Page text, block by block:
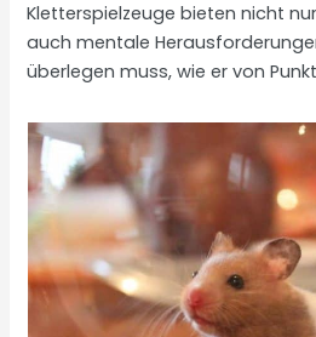
Kletterspielzeuge bieten nicht
auch mentale
überlegen muss, wie er von